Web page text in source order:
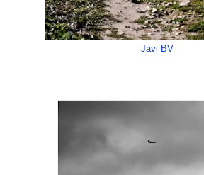
Javi BV